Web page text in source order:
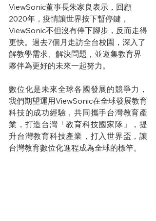
ViewSonic董事長朱家良表示，回顧
2020年，疫情讓世界按下暫停鍵，
ViewSonic不但沒有停下腳步，反而走得
更快。過去7個月走訪全台校園，深入了
解教學需求、解決問題，並邀集教育界
夥伴為更好的未來一起努力。
數位化是未來全球各國發展的競爭力，
我們期望運用ViewSonic在全球發展教育
科技的成功經驗，共同攜手台灣教育產
業，打造台灣「教育科技國家隊」，提
升台灣教育科技產業，打入世界盃，讓
台灣教育數位化進程成為全球的標竿。